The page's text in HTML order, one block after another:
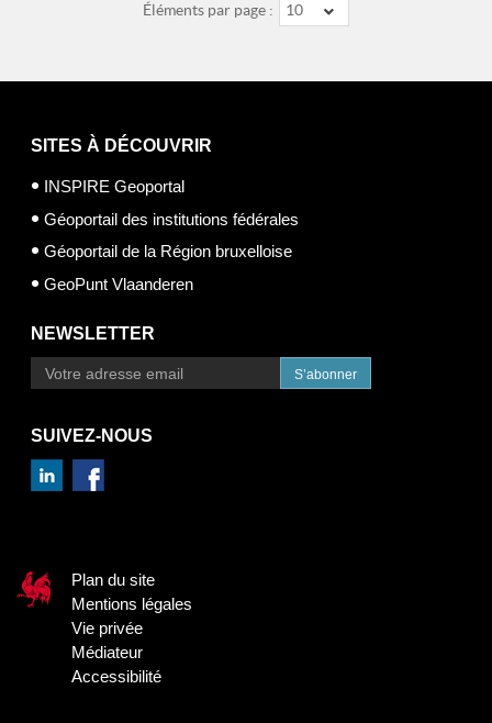
Éléments par page : 10
SITES À DÉCOUVRIR
INSPIRE Geoportal
Géoportail des institutions fédérales
Géoportail de la Région bruxelloise
GeoPunt Vlaanderen
NEWSLETTER
S’abonner
SUIVEZ-NOUS
Plan du site
Mentions légales
Vie privée
Médiateur
Accessibilité